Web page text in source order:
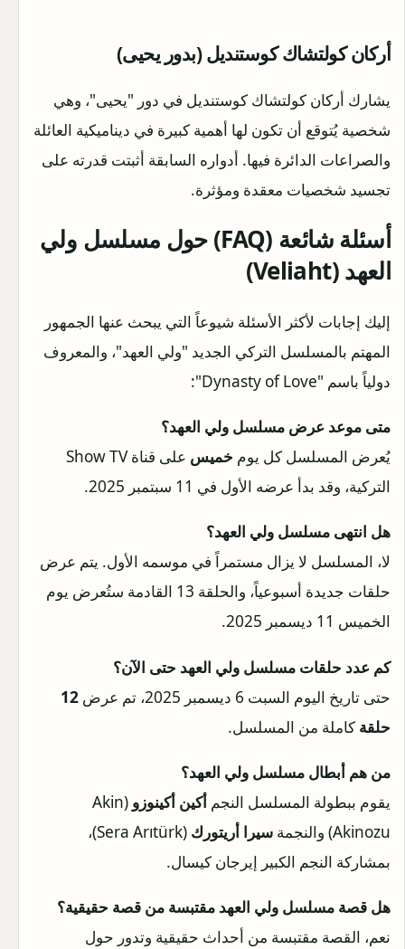
أركان كولتشاك كوستنديل (بدور يحيى)
يشارك أركان كولتشاك كوستنديل في دور "يحيى"، وهي
شخصية يُتوقع أن تكون لها أهمية كبيرة في ديناميكية العائلة
والصراعات الدائرة فيها. أدواره السابقة أثبتت قدرته على
تجسيد شخصيات معقدة ومؤثرة.
أسئلة شائعة (FAQ) حول مسلسل ولي
العهد (Veliaht)
إليك إجابات لأكثر الأسئلة شيوعاً التي يبحث عنها الجمهور
المهتم بالمسلسل التركي الجديد "ولي العهد"، والمعروف
دولياً باسم "Dynasty of Love":
متى موعد عرض مسلسل ولي العهد؟
يُعرض المسلسل كل يوم خميس
على قناة Show TV
التركية، وقد بدأ عرضه الأول في 11 سبتمبر 2025.
هل انتهى مسلسل ولي العهد؟
لا، المسلسل لا يزال مستمراً في موسمه الأول. يتم عرض
حلقات جديدة أسبوعياً، والحلقة 13 القادمة ستُعرض يوم
الخميس 11 ديسمبر 2025.
كم عدد حلقات مسلسل ولي العهد حتى الآن؟
حتى تاريخ اليوم السبت 6 ديسمبر 2025، تم عرض
12
حلقة كاملة من المسلسل.
من هم أبطال مسلسل ولي العهد؟
يقوم ببطولة المسلسل النجم أكين أكينوزو (Akin
Akinozu) والنجمة
سيرا أريتورك
(Sera Arıtürk)،
بمشاركة النجم الكبير إيرجان كيسال.
هل قصة مسلسل ولي العهد مقتبسة من قصة حقيقية؟
نعم، القصة مقتبسة من أحداث حقيقية وتدور حول